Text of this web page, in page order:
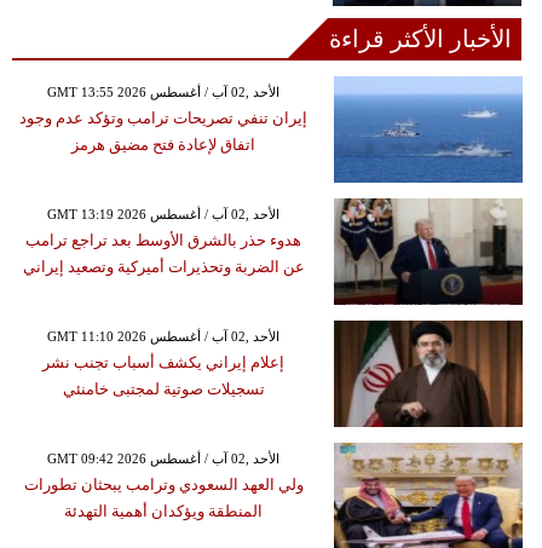
الأخبار الأكثر قراءة
GMT 13:55 2026 الأحد ,02 آب / أغسطس
إيران تنفي تصريحات ترامب وتؤكد عدم وجود
اتفاق لإعادة فتح مضيق هرمز
GMT 13:19 2026 الأحد ,02 آب / أغسطس
هدوء حذر بالشرق الأوسط بعد تراجع ترامب
عن الضربة وتحذيرات أميركية وتصعيد إيراني
GMT 11:10 2026 الأحد ,02 آب / أغسطس
إعلام إيراني يكشف أسباب تجنب نشر
تسجيلات صوتية لمجتبى خامنئي
GMT 09:42 2026 الأحد ,02 آب / أغسطس
ولي العهد السعودي وترامب يبحثان تطورات
المنطقة ويؤكدان أهمية التهدئة